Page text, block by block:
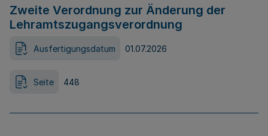
Zweite Verordnung zur Änderung der
Lehramtszugangsverordnung
Ausfertigungsdatum 01.07.2026
Seite 448